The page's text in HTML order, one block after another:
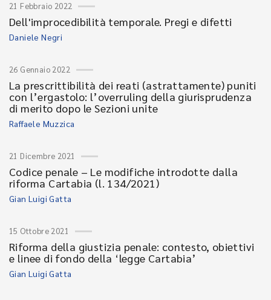
21 Febbraio 2022
Dell'improcedibilità temporale. Pregi e difetti
Daniele Negri
26 Gennaio 2022
La prescrittibilità dei reati (astrattamente) puniti
con l’ergastolo: l’overruling della giurisprudenza
di merito dopo le Sezioni unite
Raffaele Muzzica
21 Dicembre 2021
Codice penale – Le modifiche introdotte dalla
riforma Cartabia (l. 134/2021)
Gian Luigi Gatta
15 Ottobre 2021
Riforma della giustizia penale: contesto, obiettivi
e linee di fondo della ‘legge Cartabia’
Gian Luigi Gatta